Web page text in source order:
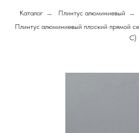
Каталог → Плинтус алюминиевый →
Плинтус алюминиевый плоский
C)